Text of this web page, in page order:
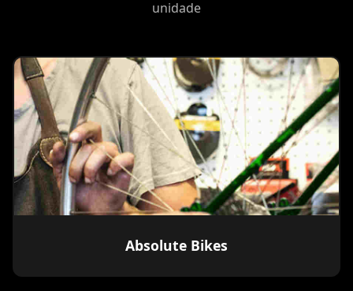
unidade
Absolute Bikes